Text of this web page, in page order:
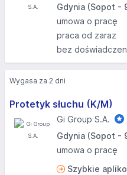
Gdynia (Sopot -
umowa o pracę
praca od zaraz
bez
Protetyk słuchu (K/M)
Gi Group S.A.
Gdynia (Sopot -
umowa o pracę
Szybkie
Wygasa za 2 dni